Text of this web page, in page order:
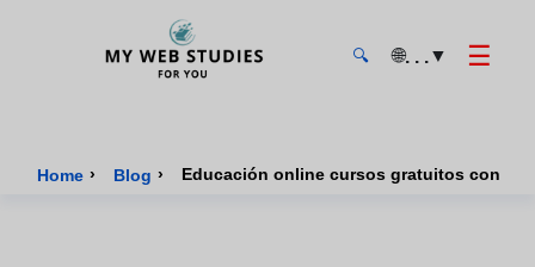
🔍 🌐. . .▼ ☰
Home › Blog ›